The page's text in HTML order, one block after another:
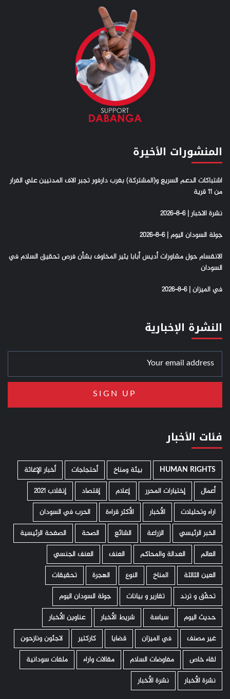
المنشورات الأخيرة
اشتباكات الدعم السريع و(المشتركة) بغرب دارفور تجبر الاف المدنيين علي الفرار
من 11 قرية
نشرة الاخبار | 6-8-2026
جولة السودان اليوم | 6-8-2026
الانقسام حول مشاورات أديس أبابا يثير المخاوف بشأن فرص تحقيق السلام في
السودان
في الميزان | 6-8-2026
النشرة الإخبارية
فئات الأخبار
HUMAN RIGHTS ­ بيئة ومناخ أحتجاجات
أخبار الإغاثة
أعمال
إختيارات المحرر إعلام إقتصاد
إنقلاب 2021
اراء وتحليلات
الأخبار الأكثر قراءة
الحرب في السودان
الخبر الرئيسي
الزراعة الشائع الصحة
الصفحة الرئيسية
العالم
العدالة والمحاكم العنف
العنف الجنسي
العين الثالثة
المناخ النوع الهجرة
تحقيقات
تحقّق و ترند
تقارير و بيانات
جولة السودان اليوم
حديث اليوم
سياسة شريط الأخبار
عناوين الأخبار
غير مصنف
في الميزان قضايا كاركتير
لاجئون ونازحون
لقاء خاص
مفاوضات السلام مقالات واراء
ملفات سودانية
نشرة الأخبار
نشرة الأخبار